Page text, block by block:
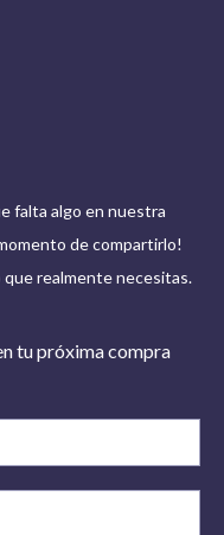
falta algo en nuestra
de compartirlo!
que realmente necesitas.
tu próxima compra